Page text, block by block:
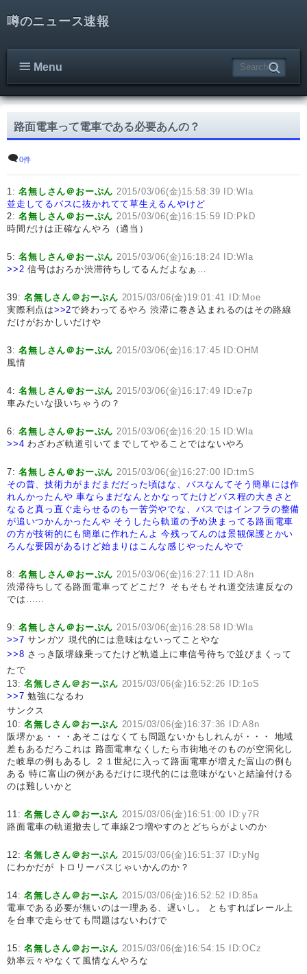
噂のニュース速報
Menu
路面電車って電車である必要あんの？
0件
1:名無しさん＠おーぷん 2015/03/06(金)15:58:39 ID:Wla
並走してるバスに抜かれてて草生えるんやけど
2:名無しさん＠おーぷん 2015/03/06(金)16:15:59 ID:PkD
時間だけは正確なんやろ（適当）
5:名無しさん＠おーぷん 2015/03/06(金)16:18:24 ID:Wla
>>2 信号はおろか渋滞待ちしてるんだよなぁ…
39:名無しさん＠おーぷん 2015/03/06(金)19:01:41 ID:Moe
実際利点は>>2で終わってるやろ 渋滞に巻き込まれるのはその路線
だけがおかしいだけや
3:名無しさん＠おーぷん 2015/03/06(金)16:17:45 ID:OHM
風情
4:名無しさん＠おーぷん 2015/03/06(金)16:17:49 ID:e7p
車みたいな扱いちゃうの？
6:名無しさん＠おーぷん 2015/03/06(金)16:20:15 ID:Wla
>>4 わざわざ軌道引いてまでしてやることではないやろ
7:名無しさん＠おーぷん 2015/03/06(金)16:27:00 ID:tmS
その昔、技術力がまだまだだった頃はな、バスなんてそう簡単には作
れんかったんや 車ならまだなんとかなってたけどバス程の大きさと
なると真っ直ぐ走らせるのも一苦労やでな、バスではインフラの整備
が追いつかんかったんや そうしたら軌道の予め決まってる路面電車
の方が技術的にも簡単に作れたんよ 今残ってんのは景観保護とかい
ろんな要因があるけど始まりはこんな感じやったんやで
8:名無しさん＠おーぷん 2015/03/06(金)16:27:11 ID:A8n
渋滞待ちしてる路面電車ってどこだ？ そもそもそれ道交法違反なの
では……
9:名無しさん＠おーぷん 2015/03/06(金)16:28:58 ID:Wla
>>7 サンガツ 現代的には意味はないってことやな
>>8 さっき阪堺線乗ってたけど軌道上に車信号待ちで並びまくって
たで
13:名無しさん＠おーぷん 2015/03/06(金)16:52:26 ID:1oS
>>7 勉強になるわ
サンクス
10:名無しさん＠おーぷん 2015/03/06(金)16:37:36 ID:A8n
阪堺かぁ・・・あそこはなくても問題ないかもしれんが・・・ 地域
差もあるだろこれは 路面電車なくしたら市街地そのものが空洞化し
た岐阜の例もあるし ２１世紀に入って路面電車が増えた富山の例も
ある 特に富山の例があるだけに現代的には意味がないと結論付ける
のは難しいかと
11:名無しさん＠おーぷん 2015/03/06(金)16:51:00 ID:y7R
路面電車の軌道撤去して車線2つ増やすのとどちらがよいのか
12:名無しさん＠おーぷん 2015/03/06(金)16:51:37 ID:yNg
にわかだが トロリーバスじゃいかんのか？
14:名無しさん＠おーぷん 2015/03/06(金)16:52:52 ID:85a
電車である必要が無いのは一理ある、遅いし。 ともすればレール上
を台車で走らせても問題はないわけで
15:名無しさん＠おーぷん 2015/03/06(金)16:54:15 ID:OCz
効率云々やなくて風情なんやろな